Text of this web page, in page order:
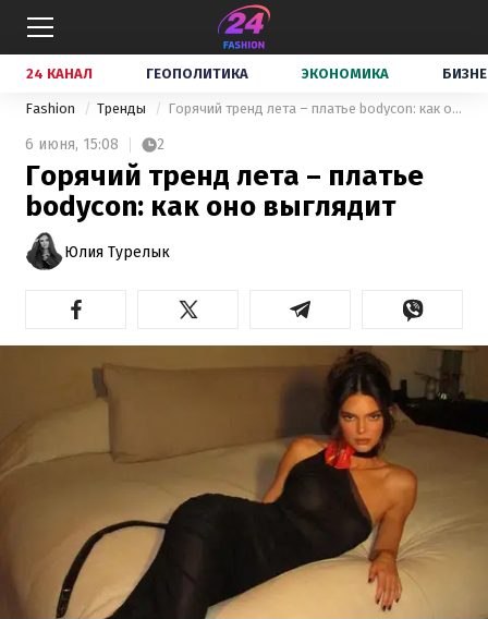
24 КАНАЛ ГЕОПОЛИТИКА ЭКОНОМИКА
Fashion Тренды Горячий тренд лета – платье bodycon: как оно выглядит
6 июня, 15:08 2
Горячий тренд лета – платье
bodycon: как оно выглядит
Юлия Турелык